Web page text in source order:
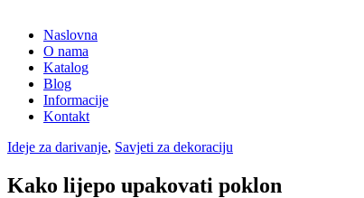
Naslovna
O nama
Katalog
Blog
Informacije
Kontakt
Ideje za darivanje, Savjeti za dekoraciju
Kako lijepo upakovati poklon